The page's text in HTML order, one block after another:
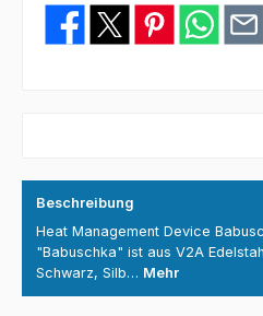
Beschreibung
Heat Management Device
"Babuschka" ist aus V2A
Schwarz, Silb… Mehr